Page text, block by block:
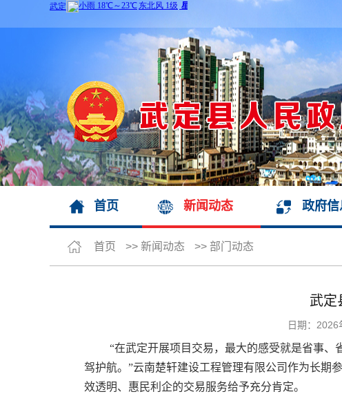
首页 新闻动态 政府
首页 >> 新闻动态 >> 部门动态
武定
日期：
“在武定开展项目交易，最大的感受就是省事
驾护航。”云南楚轩建设工程管理有限公司作为长期
效透明、惠民利企的交易服务给予充分肯定。